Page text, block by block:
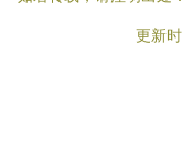
更新